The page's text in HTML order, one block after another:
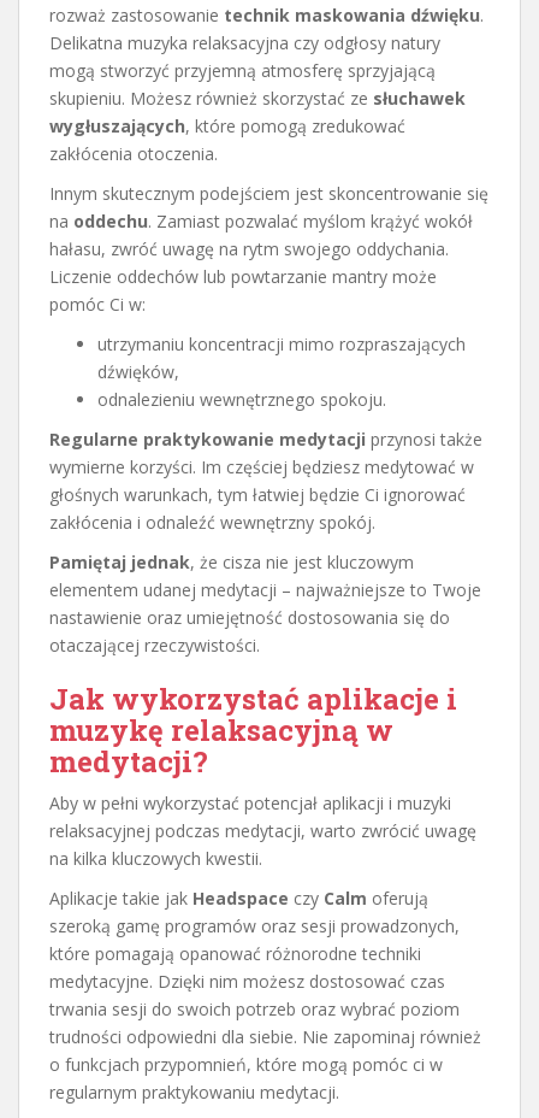
rozważ zastosowanie technik maskowania dźwięku.
Delikatna muzyka relaksacyjna czy odgłosy natury
mogą stworzyć przyjemną atmosferę sprzyjającą
skupieniu. Możesz również skorzystać ze słuchawek
wygłuszających, które pomogą zredukować
zakłócenia otoczenia.
Innym skutecznym podejściem jest skoncentrowanie się
na oddechu. Zamiast pozwalać myślom krążyć wokół
hałasu, zwróć uwagę na rytm swojego oddychania.
Liczenie oddechów lub powtarzanie mantry może
pomóc Ci w:
utrzymaniu koncentracji mimo rozpraszających
dźwięków,
odnalezieniu wewnętrznego spokoju.
Regularne praktykowanie medytacji przynosi także
wymierne korzyści. Im częściej będziesz medytować w
głośnych warunkach, tym łatwiej będzie Ci ignorować
zakłócenia i odnaleźć wewnętrzny spokój.
Pamiętaj jednak, że cisza nie jest kluczowym
elementem udanej medytacji – najważniejsze to Twoje
nastawienie oraz umiejętność dostosowania się do
otaczającej rzeczywistości.
Jak wykorzystać aplikacje i
muzykę relaksacyjną w
medytacji?
Aby w pełni wykorzystać potencjał aplikacji i muzyki
relaksacyjnej podczas medytacji, warto zwrócić uwagę
na kilka kluczowych kwestii.
Aplikacje takie jak Headspace czy Calm oferują
szeroką gamę programów oraz sesji prowadzonych,
które pomagają opanować różnorodne techniki
medytacyjne. Dzięki nim możesz dostosować czas
trwania sesji do swoich potrzeb oraz wybrać poziom
trudności odpowiedni dla siebie. Nie zapominaj również
o funkcjach przypomnień, które mogą pomóc ci w
regularnym praktykowaniu medytacji.